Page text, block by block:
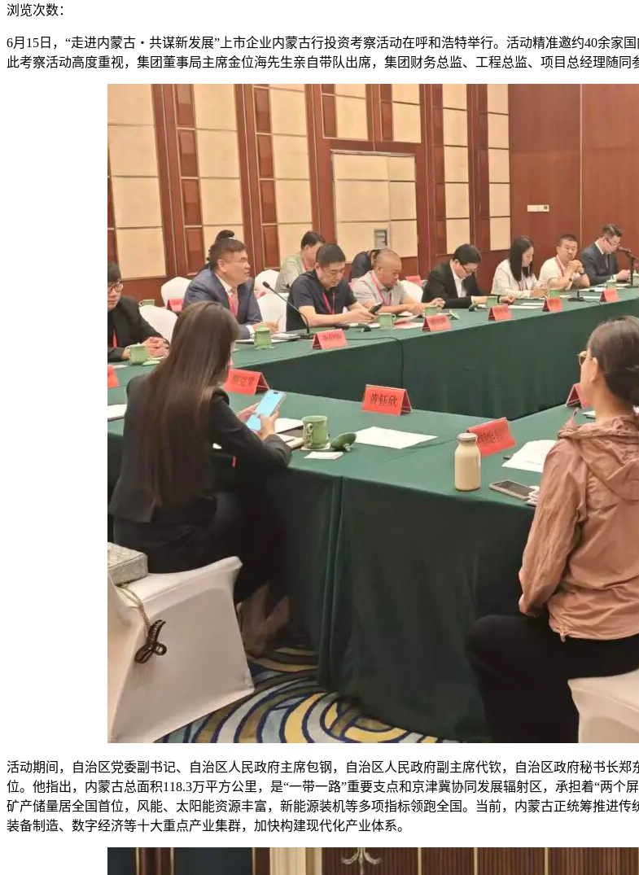
浏览次数：
6月15日，“走进内蒙古・共谋新发展”上市企业内蒙古行投资考察活动在呼和浩特举行。活动精准邀约40余家
此考察活动高度重视，集团董事局主席金位海先生亲自带队出席，集团财务总监、工程总监、项目总经理随同
活动期间，自治区党委副书记、自治区人民政府主席包钢，自治区人民政府副主席代钦，自治区政府秘书长
位。他指出，内蒙古总面积118.3万平方公里，是“一带一路”重要支点和京津冀协同发展辐射区，承担着“两个
矿产储量居全国首位，风能、太阳能资源丰富，新能源装机等多项指标领跑全国。当前，内蒙古正统筹推进
装备制造、数字经济等十大重点产业集群，加快构建现代化产业体系。